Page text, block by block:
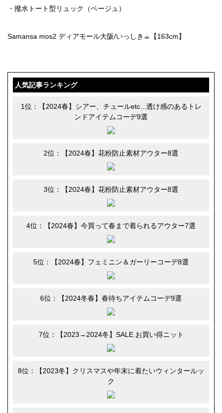
・撥水トート型リュック（ベージュ）
Samansa mos2 ディアモール大阪/いっしき☕︎【163cm】
人気記事ランキング
1位：【2024春】シアー、チュールetc...透け感のあるトレ
ンドアイテムコーデ9選
2位：【2024春】花粉防止素材アウター8選
3位：【2024春】花粉防止素材アウター8選
4位：【2024春】今買って春まで着られるアウター7選
5位：【2024春】フェミニン＆ガーリーコーデ8選
6位：【2024冬春】春待ちアイテムコーデ9選
7位：【2023→2024冬】SALE お買い得ニット
8位：【2023冬】クリスマスや年末に着たいウィンタールッ
ク